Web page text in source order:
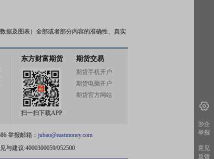
据及图表）全部或者部分内容的准确性、真实
东方财富期货
扫一扫下载APP
期货交易
期货手机开户
期货电脑开户
期货官方网站
举报邮箱： jubao@eastmoney.com
与建议:4000300059/952500
涉企
举报
意见
反馈